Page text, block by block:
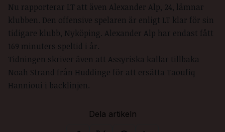
Nu rapporterar LT att även Alexander Alp, 24, lämnar
klubben. Den offensive spelaren är enligt LT klar för sin
tidigare klubb, Nyköping. Alexander Alp har endast fått
169 minuters speltid i år.
Tidningen skriver även att Assyriska kallar tillbaka
Noah Strand från Huddinge för att ersätta Taoufiq
Hannioui i backlinjen.
Dela artikeln